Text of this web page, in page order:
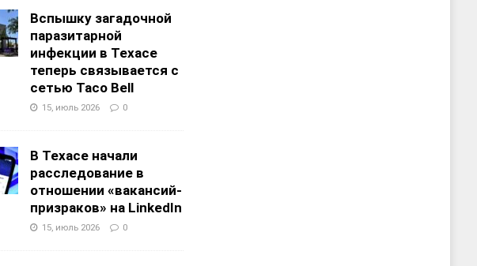
Вспышку загадочной
паразитарной
инфекции в Техасе
теперь связывается с
сетью Taco Bell
15, июль 2026 0
В Техасе начали
расследование в
отношении «вакансий-
призраков» на LinkedIn
15, июль 2026 0